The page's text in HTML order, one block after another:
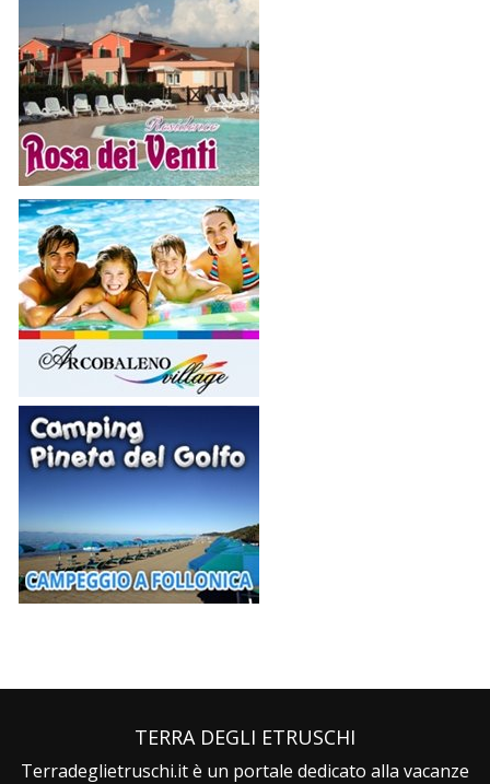
TERRA DEGLI ETRUSCHI
Terradeglietruschi.it è un portale dedicato alla vacanze